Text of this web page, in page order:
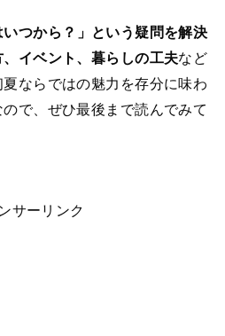
いつから？」という疑問を解決
イベント、暮らしの工夫など
ならではの魅力を存分に味わ
で、ぜひ最後まで読んでみて
サーリンク